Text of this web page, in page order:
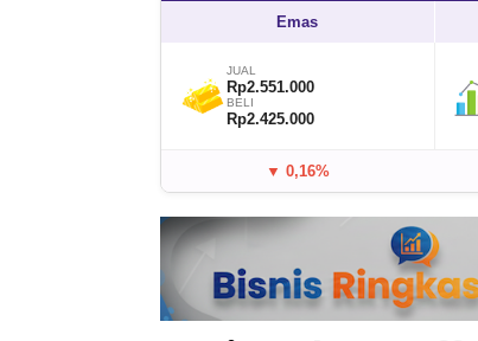
Emas
JUAL
Rp2.551.000
BELI
Rp2.425.000
▼ 0,16%